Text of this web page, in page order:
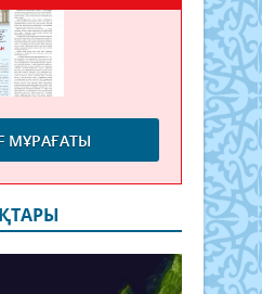
МҰРАҒАТЫ